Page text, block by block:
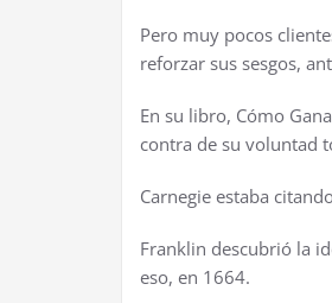
Pero muy pocos
reforzar sus sesgos,
En su libro, Cómo
contra de su voluntad
Carnegie estaba
Franklin descubrió la
eso, en 1664.